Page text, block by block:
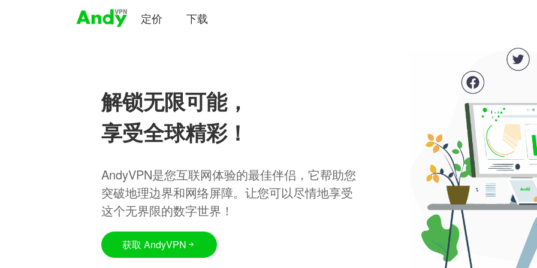
定价 下载
解锁无限可能，
享受全球精彩！
AndyVPN是您互联网体验的最佳伴侣，它帮助您
突破地理边界和网络屏障。让您可以尽情地享受
这个无界限的数字世界！
获取 AndyVPN